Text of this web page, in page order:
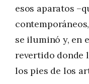
esos aparatos
se iluminó y, en
revertido donde
los pies de los